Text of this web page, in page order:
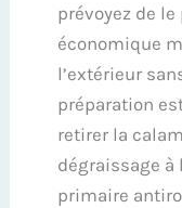
prévoyez de
économique
l’extérieur
préparation
retirer la
dégraissage à
primaire